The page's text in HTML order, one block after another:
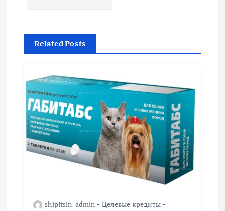
г
а
ц
и
я
п
Related Posts
shipitsin_admin Целевые кредиты